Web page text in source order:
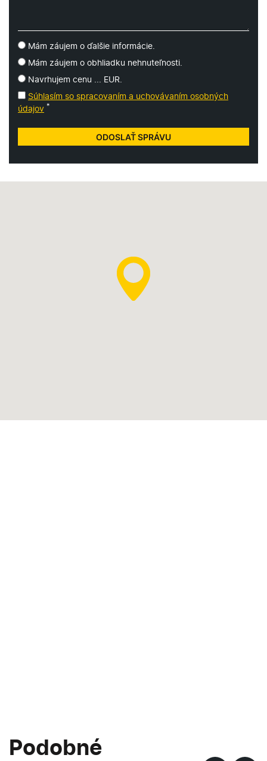
Mám záujem o ďalšie informácie.
Mám záujem o obhliadku nehnuteľnosti.
Navrhujem cenu ... EUR.
Súhlasím so spracovaním a uchovávaním osobných
údajov *
Podobné